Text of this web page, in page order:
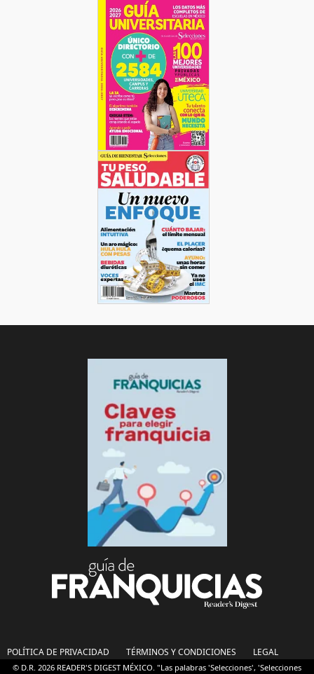
POLÍTICA DE PRIVACIDAD TÉRMINOS Y CONDICIONES LEGAL
© D.R. 2026 READER'S DIGEST MÉXICO. "Las palabras 'Selecciones', 'Selecciones